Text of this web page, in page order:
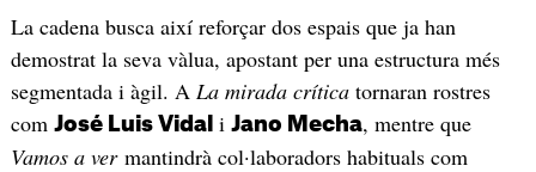
La cadena busca així reforçar dos espais que ja han
demostrat la seva vàlua, apostant per una estructura més
segmentada i àgil. A La mirada críticatornaran rostres
com José Luis Vidal i Jano Mecha, mentre que
Vamos a vermantindrà col·laboradors habituals com